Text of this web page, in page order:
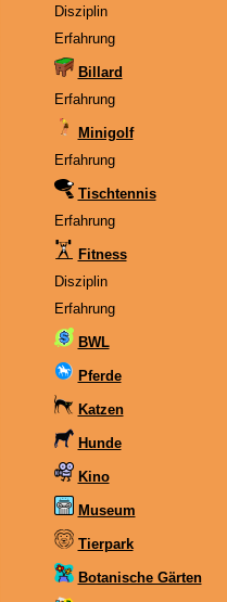
Disziplin
Erfahrung
Billard
Erfahrung
Minigolf
Erfahrung
Tischtennis
Erfahrung
Fitness
Disziplin
Erfahrung
BWL
Pferde
Katzen
Hunde
Kino
Museum
Tierpark
Botanische Gärten